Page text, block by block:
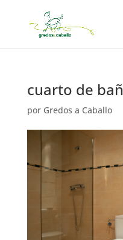
cuarto de
por Gredos a Caballo